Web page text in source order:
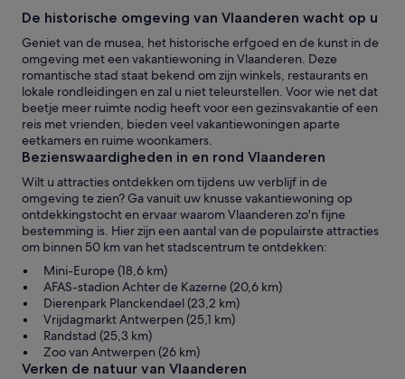
De historische omgeving van Vlaanderen wacht op u
Geniet van de musea, het historische erfgoed en de kunst in de
omgeving met een vakantiewoning in Vlaanderen. Deze
romantische stad staat bekend om zijn winkels, restaurants en
lokale rondleidingen en zal u niet teleurstellen. Voor wie net dat
beetje meer ruimte nodig heeft voor een gezinsvakantie of een
reis met vrienden, bieden veel vakantiewoningen aparte
eetkamers en ruime woonkamers.
Bezienswaardigheden in en rond Vlaanderen
Wilt u attracties ontdekken om tijdens uw verblijf in de
omgeving te zien? Ga vanuit uw knusse vakantiewoning op
ontdekkingstocht en ervaar waarom Vlaanderen zo'n fijne
bestemming is. Hier zijn een aantal van de populairste attracties
om binnen 50 km van het stadscentrum te ontdekken:
Mini-Europe (18,6 km)
AFAS-stadion Achter de Kazerne (20,6 km)
Dierenpark Planckendael (23,2 km)
Vrijdagmarkt Antwerpen (25,1 km)
Randstad (25,3 km)
Zoo van Antwerpen (26 km)
Verken de natuur van Vlaanderen